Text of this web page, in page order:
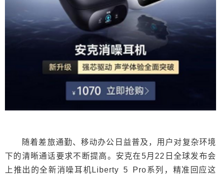
随着差旅通勤、移动办公日益普及，用户对复杂环境
下的清晰通话要求不断提高。安克在5月22日全球发布会
上推出的全新消噪耳机Liberty 5 Pro系列，精准回应这